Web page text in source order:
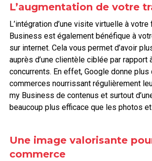
L’augmentation de votre
L’intégration d’une visite virtuelle à
Business est également bénéfique à
sur internet. Cela vous permet d’avoir
auprès d’une clientèle ciblée par rapport
concurrents. En effet, Google donne plus
commerces nourrissant régulièrement
my Business de contenus et surtout
beaucoup plus efficace que les photos
Une image valorisante
commerce